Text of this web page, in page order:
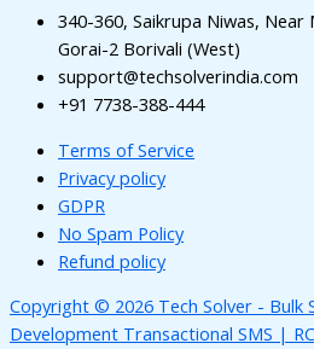
340-360, Saikrupa Niwas,
Gorai-2 Borivali (West)
support@techsolverindia.com
+91 7738-388-444
Terms of Service
Privacy policy
GDPR
No Spam Policy
Refund policy
Copyright © 2026 Tech Solver - Bulk
Development Transactional SMS |